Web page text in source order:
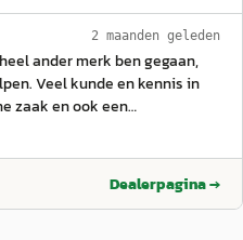
hopelijk zijn ze dan ook
van uit. Al met al een hele
wat je in mijn geval niet
ingepakt tijdens ophalen,
van Hedin
Groeten Roel,
2 maanden geleden
ander merk ben gegaan,
Veel kunde en kennis in
zaak en ook een
Dealerpagina →